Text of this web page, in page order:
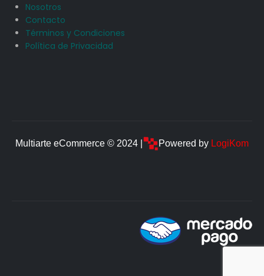
Nosotros
Contacto
Términos y Condiciones
Política de Privacidad
Multiarte eCommerce © 2024 | Powered by LogiKom